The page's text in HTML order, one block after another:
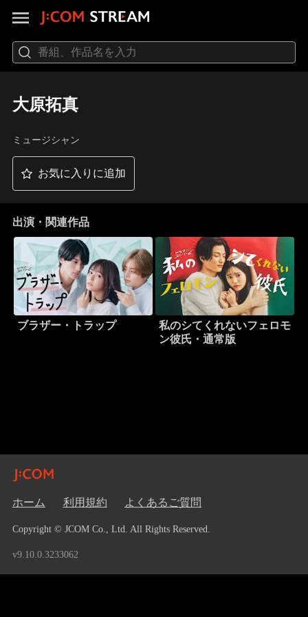
大原拓真
ミュージシャン
お気に入りに追加
出演・関連作品
ブラザー・トラップ
私のシてくれないフェロモ
ン彼氏・通常版
ホーム 利用規約 よくあるご質問
Copyright © JCOM Co., Ltd. All Rights Reserved.
v9.10.0.3233062